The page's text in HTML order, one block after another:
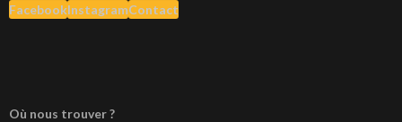
FacebookInstagramContact
Où nous trouver ?